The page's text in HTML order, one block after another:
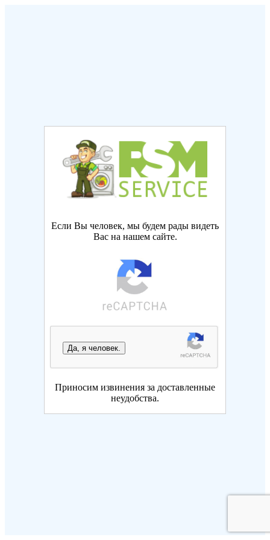
Если Вы человек, мы будем рады видеть
Вас на нашем сайте.
Да, я человек.
Приносим извинения за доставленные
неудобства.